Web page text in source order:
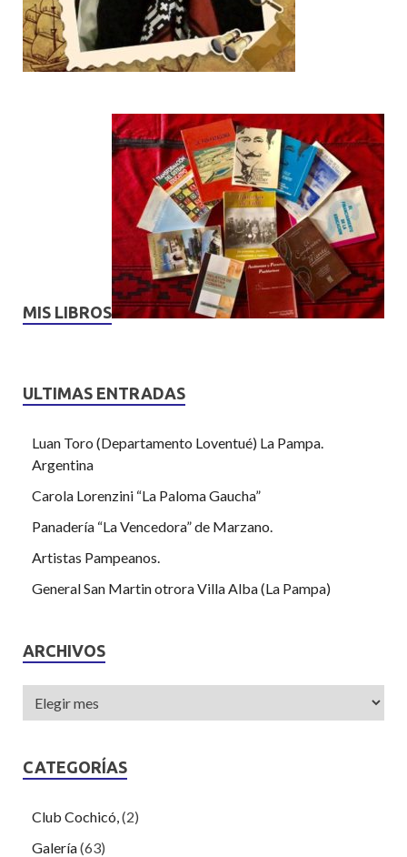
MIS LIBROS
ULTIMAS ENTRADAS
Luan Toro (Departamento Loventué) La Pampa.
Argentina
Carola Lorenzini “La Paloma Gaucha”
Panadería “La Vencedora” de Marzano.
Artistas Pampeanos.
General San Martin otrora Villa Alba (La Pampa)
ARCHIVOS
CATEGORÍAS
Club Cochicó, (2)
Galería(63)